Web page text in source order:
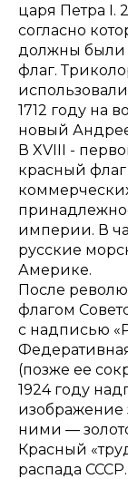
царя Петра I.
согласно
должны были
флаг.
1712 году на
новый
В XVIII -
красный флаг
империи. В
русские
Америке.
После
флагом
с надписью
(позже ее
1924 году
изображение
ними —
Красный
распада СССР.